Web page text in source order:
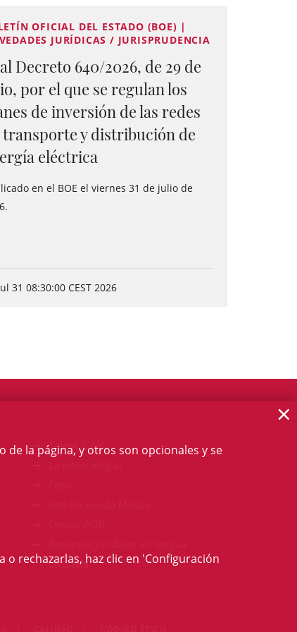
OFICIAL DEL ESTADO (BOE) |
JURÍDICAS / JURISPRUDENCIA
Decreto 640/2026, de 29 de
por el que se regulan los
de inversión de las redes
transporte y distribución de
eléctrica
en el BOE el viernes 31 de julio de
31 08:30:00 CEST 2026
Talent ICAB
catalana
de la página, y otros son opcionales y se
rechazarlas, haz clic en 'Configuración
×